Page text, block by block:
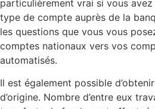
particulièrement vrai si vous
type de compte auprès de la
les questions que vous vous
comptes nationaux vers vos
automatisés.
Il est également possible
d’origine. Nombre d’entre eux